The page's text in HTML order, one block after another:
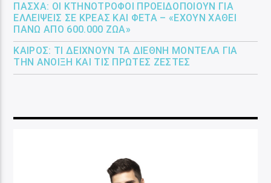
ΠΆΣΧΑ: ΟΙ ΚΤΗΝΟΤΡΌΦΟΙ ΠΡΟΕΙΔΟΠΟΙΟΎΝ ΓΙΑ
ΕΛΛΕΊΨΕΙΣ ΣΕ ΚΡΈΑΣ ΚΑΙ ΦΈΤΑ – «ΈΧΟΥΝ ΧΑΘΕΊ
ΠΆΝΩ ΑΠΌ 600.000 ΖΏΑ»
ΚΑΙΡΌΣ: ΤΙ ΔΕΊΧΝΟΥΝ ΤΑ ΔΙΕΘΝΉ ΜΟΝΤΈΛΑ ΓΙΑ
ΤΗΝ ΆΝΟΙΞΗ ΚΑΙ ΤΙΣ ΠΡΏΤΕΣ ΖΈΣΤΕΣ